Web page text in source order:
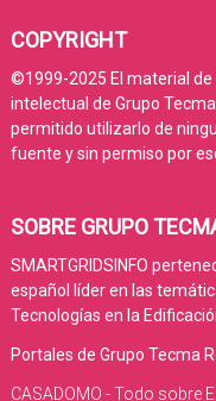
COPYRIGHT
©1999-2025 El material de
intelectual de Grupo
permitido utilizarlo de
fuente y sin permiso por
SOBRE GRUPO
SMARTGRIDSINFO
español líder en las
Tecnologías en la
Portales de Grupo Tecma
CASADOMO - Todo sobre